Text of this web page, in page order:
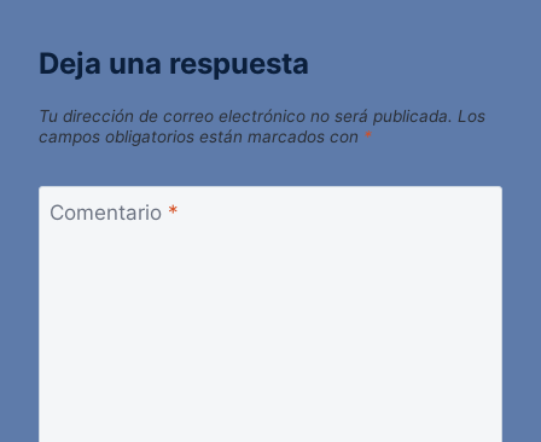
Deja una respuesta
Tu dirección de correo electrónico no será publicada. Los
campos obligatorios están marcados con *
Comentario *